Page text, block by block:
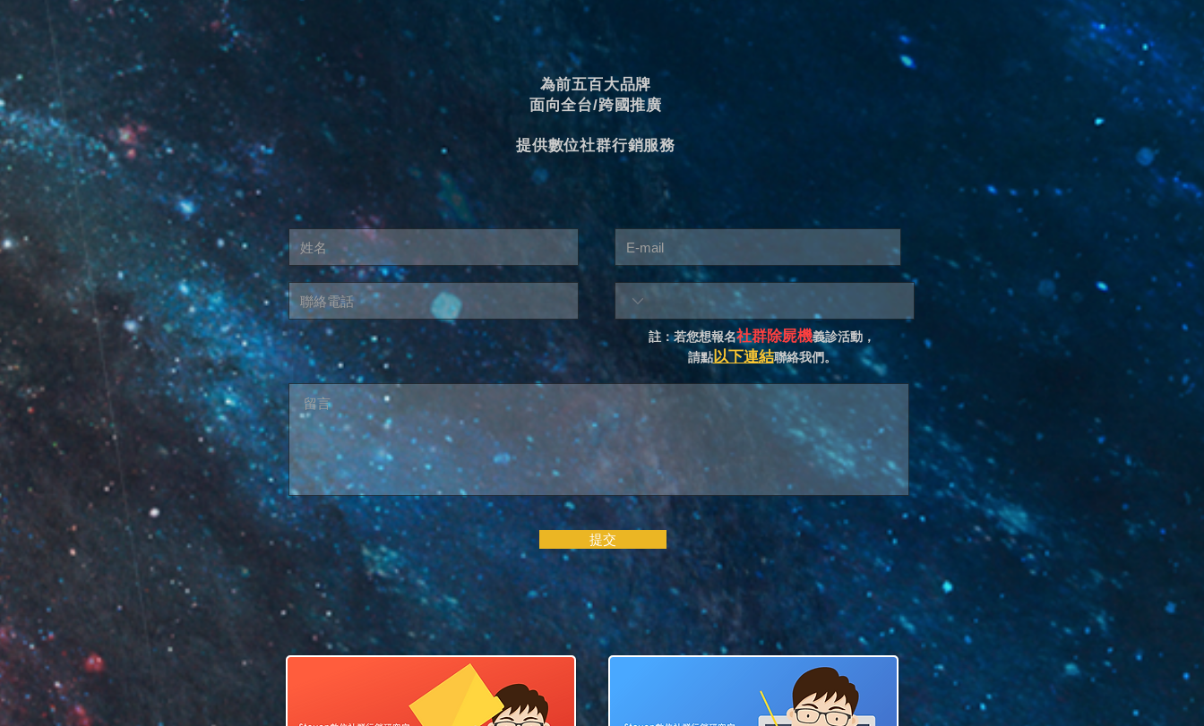
為前五百大品牌
面向全台/跨國推廣
提供數位社群行銷服務
註：若您想報名社群除屍機義診活動，
請點以下連結聯絡我們。
提交